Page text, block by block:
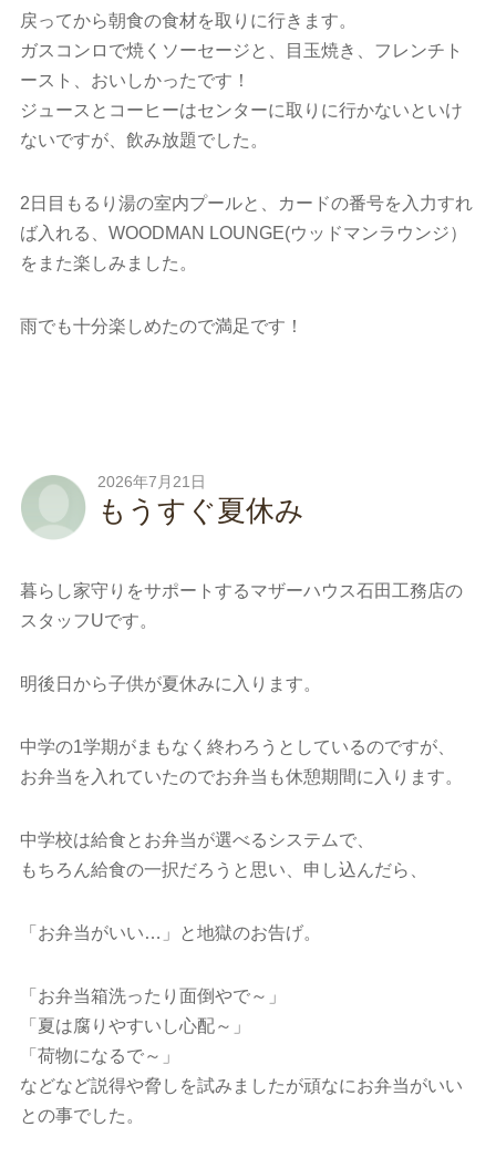
戻ってから朝食の食材を取りに行きます。
ガスコンロで焼くソーセージと、目玉焼き、フレンチト
ースト、おいしかったです！
ジュースとコーヒーはセンターに取りに行かないといけ
ないですが、飲み放題でした。
2日目もるり湯の室内プールと、カードの番号を入力すれ
ば入れる、WOODMAN LOUNGE(ウッドマンラウンジ）
をまた楽しみました。
雨でも十分楽しめたので満足です！
2026年7月21日
もうすぐ夏休み
暮らし家守りをサポートするマザーハウス石田工務店の
スタッフUです。
明後日から子供が夏休みに入ります。
中学の1学期がまもなく終わろうとしているのですが、
お弁当を入れていたのでお弁当も休憩期間に入ります。
中学校は給食とお弁当が選べるシステムで、
もちろん給食の一択だろうと思い、申し込んだら、
「お弁当がいい…」と地獄のお告げ。
「お弁当箱洗ったり面倒やで～」
「夏は腐りやすいし心配～」
「荷物になるで～」
などなど説得や脅しを試みましたが頑なにお弁当がいい
との事でした。